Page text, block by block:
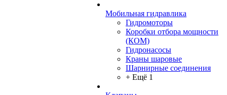
Мобильная гидравлика
Гидромоторы
Коробки отбора мощности
(КОМ)
Гидронасосы
Краны шаровые
Шарнирные соединения
+ Ещё 1